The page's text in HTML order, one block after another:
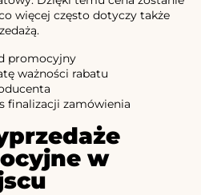
więcej często dotyczy także
promocyjny
ważności rabatu
finalizacji zamówienia
w